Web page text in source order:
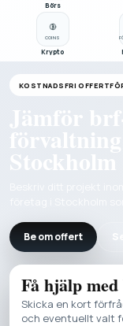
Börs
COINS
Krypto
KOSTNADSFRI
Jämför brf-
Be om offert
Få hjälp med
Skicka en kort
och eventuellt valt